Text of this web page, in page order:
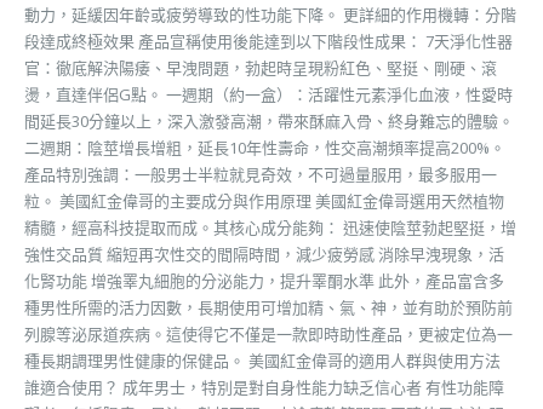
動力，延緩因年齡或疲勞導致的性功能下降。 更詳細的作用機轉：分階
段達成終極效果 產品宣稱使用後能達到以下階段性成果： 7天淨化性器
官：徹底解決陽痿、早洩問題，勃起時呈現粉紅色、堅挺、剛硬、滾
燙，直達伴侶G點。 一週期（約一盒）：活躍性元素淨化血液，性愛時
間延長30分鐘以上，深入激發高潮，帶來酥麻入骨、終身難忘的體驗。
二週期：陰莖增長增粗，延長10年性壽命，性交高潮頻率提高200%。
產品特別強調：一般男士半粒就見奇效，不可過量服用，最多服用一
粒。 美國紅金偉哥的主要成分與作用原理 美國紅金偉哥選用天然植物
精髓，經高科技提取而成。其核心成分能夠： 迅速使陰莖勃起堅挺，增
強性交品質 縮短再次性交的間隔時間，減少疲勞感 消除早洩現象，活
化腎功能 增強睪丸細胞的分泌能力，提升睪酮水準 此外，產品富含多
種男性所需的活力因數，長期使用可增加精、氣、神，並有助於預防前
列腺等泌尿道疾病。這使得它不僅是一款即時助性產品，更被定位為一
種長期調理男性健康的保健品。 美國紅金偉哥的適用人群與使用方法
誰適合使用？ 成年男士，特別是對自身性能力缺乏信心者 有性功能障